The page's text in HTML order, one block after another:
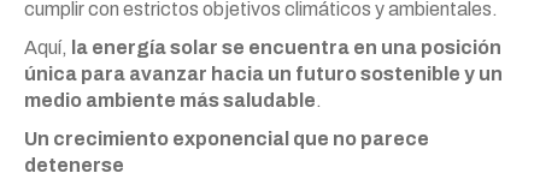
cumplir con estrictos objetivos climáticos y ambientales.
Aquí, la energía solar se encuentra en una posición
única para avanzar hacia un futuro sostenible y un
medio ambiente más saludable.
Un crecimiento exponencial que no parece
detenerse